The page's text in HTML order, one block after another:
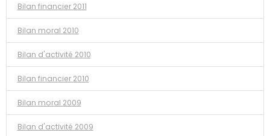
Bilan financier 2011
Bilan moral 2010
Bilan d'activité 2010
Bilan financier 2010
Bilan moral 2009
Bilan d'activité 2009